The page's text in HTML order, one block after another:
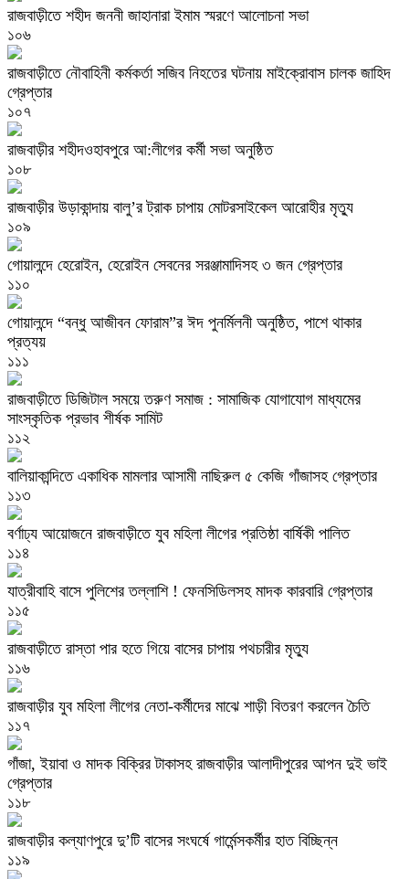
রাজবাড়ীতে শহীদ জননী জাহানারা ইমাম স্মরণে আলোচনা সভা
১০৬
রাজবাড়ীতে নৌবাহিনী কর্মকর্তা সজিব নিহতের ঘটনায় মাইক্রোবাস চালক জাহিদ
গ্রেপ্তার
১০৭
রাজবাড়ীর শহীদওহাবপুরে আ:লীগের কর্মী সভা অনুষ্ঠিত
১০৮
রাজবাড়ীর উড়াকান্দায় বালু’র ট্রাক চাপায় মোটরসাইকেল আরোহীর মৃত্যু
১০৯
গোয়ালন্দে হেরোইন, হেরোইন সেবনের সরঞ্জামাদিসহ ৩ জন গ্রেপ্তার
১১০
গোয়ালন্দে “বন্ধু আজীবন ফোরাম”র ঈদ পুনর্মিলনী অনুষ্ঠিত, পাশে থাকার
প্রত্যয়
১১১
রাজবাড়ীতে ডিজিটাল সময়ে তরুণ সমাজ : সামাজিক যোগাযোগ মাধ্যমের
সাংস্কৃতিক প্রভাব শীর্ষক সামিট
১১২
বালিয়াকান্দিতে একাধিক মামলার আসামী নাছিরুল ৫ কেজি গাঁজাসহ গ্রেপ্তার
১১৩
বর্ণাঢ্য আয়োজনে রাজবাড়ীতে যুব মহিলা লীগের প্রতিষ্ঠা বার্ষিকী পালিত
১১৪
যাত্রীবাহি বাসে পুলিশের তল্লাশি ! ফেনসিডিলসহ মাদক কারবারি গ্রেপ্তার
১১৫
রাজবাড়ীতে রাস্তা পার হতে গিয়ে বাসের চাপায় পথচারীর মৃত্যু
১১৬
রাজবাড়ীর যুব মহিলা লীগের নেতা-কর্মীদের মাঝে শাড়ী বিতরণ করলেন চৈতি
১১৭
গাঁজা, ইয়াবা ও মাদক বিক্রির টাকাসহ রাজবাড়ীর আলাদীপুরের আপন দুই ভাই
গ্রেপ্তার
১১৮
রাজবাড়ীর কল্যাণপুরে দু’টি বাসের সংঘর্ষে গার্মেন্সকর্মীর হাত বিচ্ছিন্ন
১১৯